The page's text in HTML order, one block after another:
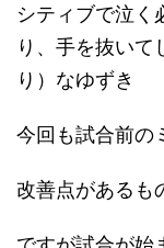
シティブで泣く
り、手を抜いて
り）なゆずき
今回も試合前の
改善点があるも